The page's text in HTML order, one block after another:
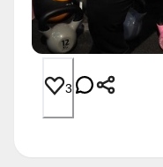
3